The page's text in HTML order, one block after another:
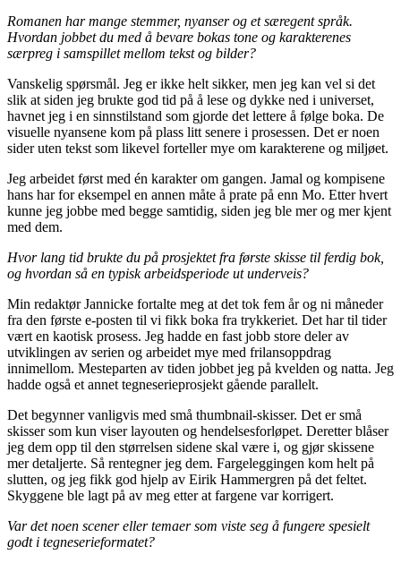
Romanen har mange stemmer, nyanser og et særegent språk.
Hvordan jobbet du med å bevare bokas tone og karakterenes
særpreg i samspillet mellom tekst og bilder?
Vanskelig spørsmål. Jeg er ikke helt sikker, men jeg kan vel si det
slik at siden jeg brukte god tid på å lese og dykke ned i universet,
havnet jeg i en sinnstilstand som gjorde det lettere å følge boka. De
visuelle nyansene kom på plass litt senere i prosessen. Det er noen
sider uten tekst som likevel forteller mye om karakterene og miljøet.
Jeg arbeidet først med én karakter om gangen. Jamal og kompisene
hans har for eksempel en annen måte å prate på enn Mo. Etter hvert
kunne jeg jobbe med begge samtidig, siden jeg ble mer og mer kjent
med dem.
Hvor lang tid brukte du på prosjektet fra første skisse til ferdig bok,
og hvordan så en typisk arbeidsperiode ut underveis?
Min redaktør Jannicke fortalte meg at det tok fem år og ni måneder
fra den første e-posten til vi fikk boka fra trykkeriet. Det har til tider
vært en kaotisk prosess. Jeg hadde en fast jobb store deler av
utviklingen av serien og arbeidet mye med frilansoppdrag
innimellom. Mesteparten av tiden jobbet jeg på kvelden og natta. Jeg
hadde også et annet tegneserieprosjekt gående parallelt.
Det begynner vanligvis med små thumbnail-skisser. Det er små
skisser som kun viser layouten og hendelsesforløpet. Deretter blåser
jeg dem opp til den størrelsen sidene skal være i, og gjør skissene
mer detaljerte. Så rentegner jeg dem. Fargeleggingen kom helt på
slutten, og jeg fikk god hjelp av Eirik Hammergren på det feltet.
Skyggene ble lagt på av meg etter at fargene var korrigert.
Var det noen scener eller temaer som viste seg å fungere spesielt
godt i tegneserieformatet?